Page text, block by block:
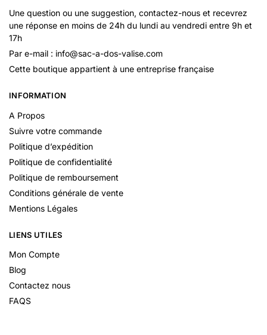
Une question ou une suggestion, contactez-nous et recevrez
une réponse en moins de 24h du lundi au vendredi entre 9h et
17h
Par e-mail : info@sac-a-dos-valise.com
Cette boutique appartient à une entreprise française
INFORMATION
A Propos
Suivre votre commande
Politique d’expédition
Politique de confidentialité
Politique de remboursement
Conditions générale de vente
Mentions Légales
LIENS UTILES
Mon Compte
Blog
Contactez nous
FAQS